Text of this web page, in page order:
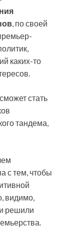
, по своей
каких-то
стать
тандема,
с тем, чтобы
видимо,
решили